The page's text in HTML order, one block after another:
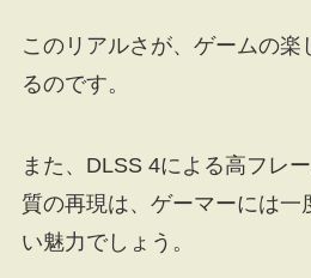
このリアルさが、ゲームの楽
るのです。
また、DLSS 4による高フレ
質の再現は、ゲーマーには一
い魅力でしょう。